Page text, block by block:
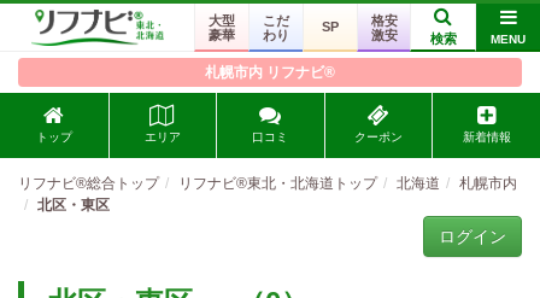
大型
豪華
こだ
わり
SP
格安
激安
検索 MENU
札幌市内 リフナビ®
トップ エリア 口コミ クーポン 新着情報
リフナビ®総合トップ リフナビ®東北・北海道トップ 北海道
札幌市内
北区・東区
ログイン